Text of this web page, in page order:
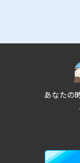
あなたの